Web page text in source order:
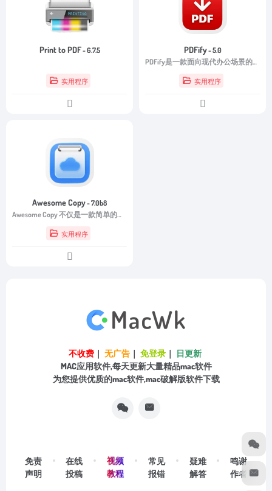
Print to PDF- 6.7.5
实用程序
PDFify- 5.0
PDFify是一款面向现代办公场景的智能PDF处理工具，它通过OCR识别、多语言支持与自动优化技术，让文档处理变得更简单、更高效。
实用程序
Awesome Copy- 7.0b8
Awesome Copy 不仅是一款简单的剪贴板管理工具，更是一款能够提升工作效率的生产力软件。它能够自动保存所有复制内容，并结合智能搜索、分类管理和快捷键操作，让复制与粘贴变得更加高效。
实用程序
不收费 ｜ 无广告 ｜ 免登录 ｜
日更新
MAC应用软件,每天更新大量精品mac软件
为您提供优质的mac软件,mac破解版软件下载
免责
声明
在线
投稿
视频
教程
常见
报错
疑难
解答
鸣谢
作者